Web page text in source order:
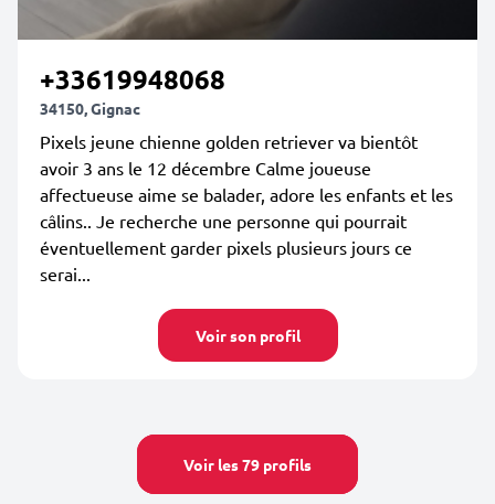
+33619948068
34150, Gignac
Pixels jeune chienne golden retriever va bientôt
avoir 3 ans le 12 décembre Calme joueuse
affectueuse aime se balader, adore les enfants et les
câlins.. Je recherche une personne qui pourrait
éventuellement garder pixels plusieurs jours ce
serai...
Voir son profil
Voir les 79 profils